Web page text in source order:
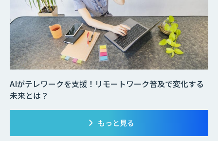
AIがテレワークを支援！リモートワーク普及で変化する
未来とは？
もっと見る